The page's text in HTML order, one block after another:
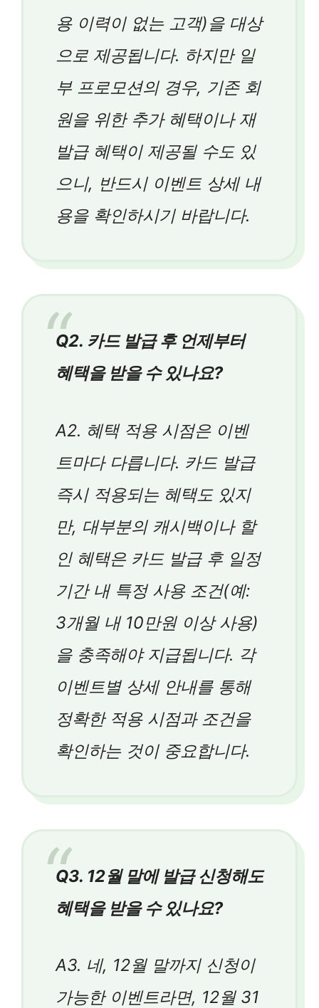
용 이력이 없는 고객)을 대상
으로 제공됩니다. 하지만 일
부 프로모션의 경우, 기존 회
원을 위한 추가 혜택이나 재
발급 혜택이 제공될 수도 있
으니, 반드시 이벤트 상세 내
용을 확인하시기 바랍니다.
Q2. 카드 발급 후 언제부터
혜택을 받을 수 있나요?
A2. 혜택 적용 시점은 이벤
트마다 다릅니다. 카드 발급
즉시 적용되는 혜택도 있지
만, 대부분의 캐시백이나 할
인 혜택은 카드 발급 후 일정
기간 내 특정 사용 조건(예:
3개월 내 10만원 이상 사용)
을 충족해야 지급됩니다. 각
이벤트별 상세 안내를 통해
정확한 적용 시점과 조건을
확인하는 것이 중요합니다.
Q3. 12월 말에 발급 신청해도
혜택을 받을 수 있나요?
A3. 네, 12월 말까지 신청이
가능한 이벤트라면, 12월 31